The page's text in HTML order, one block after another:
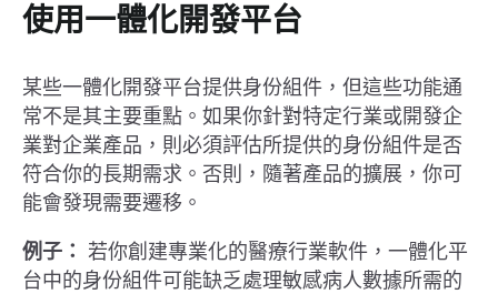
使用一體化開發平台
某些一體化開發平台提供身份組件，但這些功能通
常不是其主要重點。如果你針對特定行業或開發企
業對企業產品，則必須評估所提供的身份組件是否
符合你的長期需求。否則，隨著產品的擴展，你可
能會發現需要遷移。
例子：
若你創建專業化的醫療行業軟件，一體化平
台中的身份組件可能缺乏處理敏感病人數據所需的